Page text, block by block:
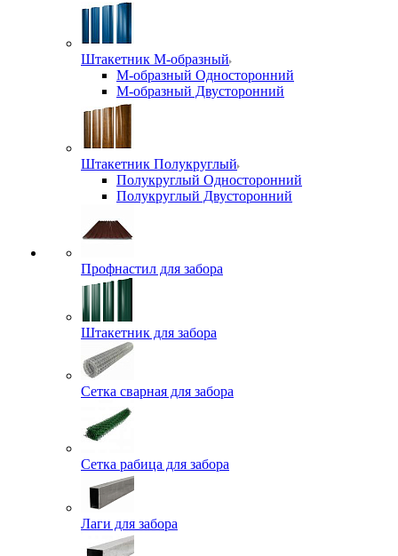
Штакетник М-образный
М-образный Односторонний
М-образный Двусторонний
Штакетник Полукруглый
Полукруглый Односторонний
Полукруглый Двусторонний
Профнастил для забора
Штакетник для забора
Сетка сварная для забора
Сетка рабица для забора
Лаги для забора